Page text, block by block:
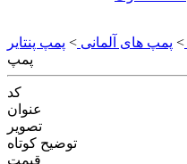
> پمپ های آلمانی >
پمپ
کد
عنوان
تصویر
توضیح کوتاه
قیمت